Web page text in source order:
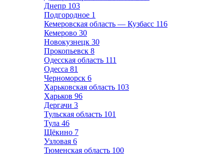
Днепр 103
Подгородное 1
Кемеровская область — Кузбасс 116
Кемерово 30
Новокузнецк 30
Прокопьевск 8
Одесская область 111
Одесса 81
Черноморск 6
Харьковская область 103
Харьков 96
Дергачи 3
Тульская область 101
Тула 46
Щёкино 7
Узловая 6
Тюменская область 100